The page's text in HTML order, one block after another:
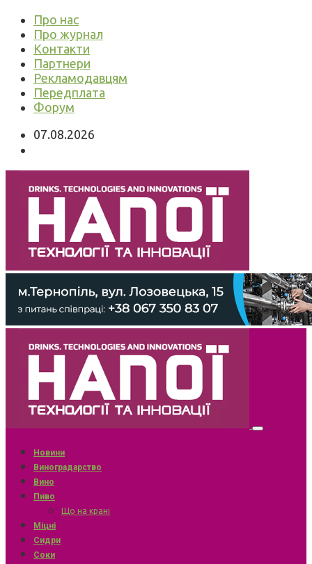
Про нас
Про журнал
Контакти
Партнери
Рекламодавцям
Передплата
Форум
07.08.2026
Новини
Виноградарство
Вино
Пиво
Що на крані
Міцні
Сидри
Соки